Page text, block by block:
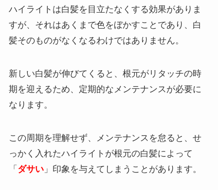
ハイライトは白髪を目立たなくする効果がありま
すが、それはあくまで色をぼかすことであり、白
髪そのものがなくなるわけではありません。
新しい白髪が伸びてくると、根元がリタッチの時
期を迎えるため、定期的なメンテナンスが必要に
なります。
この周期を理解せず、メンテナンスを怠ると、せ
っかく入れたハイライトが根元の白髪によって
「 ダサい」印象を与えてしまうことがあります。